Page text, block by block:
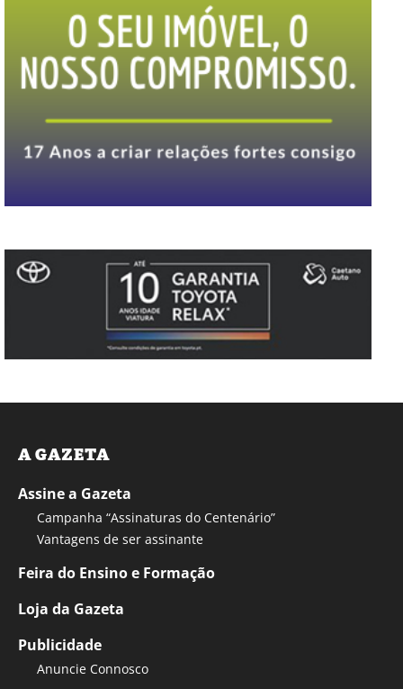
A GAZETA
Assine a Gazeta
Campanha “Assinaturas do Centenário”
Vantagens de ser assinante
Feira do Ensino e Formação
Loja da Gazeta
Publicidade
Anuncie Connosco